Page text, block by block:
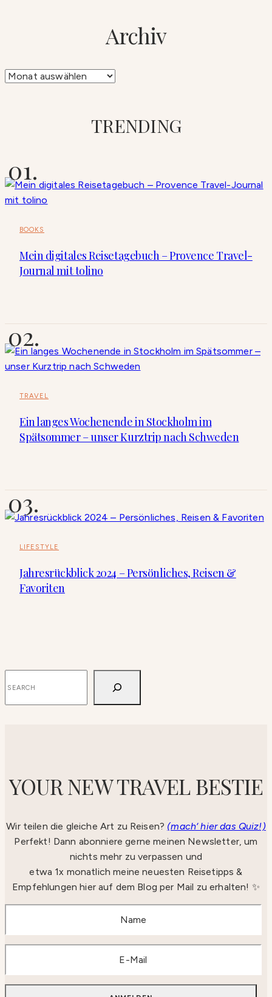
Archiv
Archiv
TRENDING
BOOKS
Mein digitales Reisetagebuch – Provence Travel-
Journal mit tolino
TRAVEL
Ein langes Wochenende in Stockholm im
Spätsommer – unser Kurztrip nach Schweden
LIFESTYLE
Jahresrückblick 2024 – Persönliches, Reisen &
Favoriten
YOUR NEW TRAVEL BESTIE
Wir teilen die gleiche Art zu Reisen? (mach‘ hier das Quiz!)
Perfekt! Dann abonniere gerne meinen Newsletter, um
nichts mehr zu verpassen und
etwa 1x monatlich meine neuesten Reisetipps &
Empfehlungen hier auf dem Blog per Mail zu erhalten! ✨